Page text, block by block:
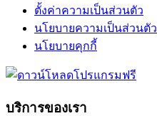
ตั้งค่าความเป็นส่วนตัว
นโยบายความเป็นส่วนตัว
นโยบายคุกกี้
บริการของเรา